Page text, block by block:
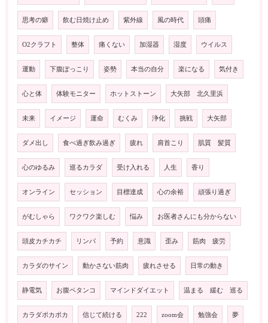
思考の癖 飲む日焼け止め 紫外線 風の時代 頭痛
O2クラフト 整体 痛くない 加湿器 湿度 ウイルス
運動 下腹ぽっこり 姿勢 本当の自分 楽になる 気付き
心と体 体験モニター ホットストーン 大矢部 北久里浜
未来 イメージ 運命 むくみ 浄化 挑戦 大矢部
ダメ出し 食べ過ぎ飲み過ぎ 疲れ 肩首こり 肌質 髪質
心のゆるみ 巡るカラダ 受け入れる 人生 香り
オンライン セッション 目標達成 心の余裕 頑張り過ぎ
がむしゃら ワクワク楽しむ 悩み お医者さんにも分からない
頭皮カチカチ リンパ 予約 意識 歪み 筋肉 疲労
カラダのサイン 動かさない筋肉 疲れさせる 日常の動き
静電気 お腹ペタンコ マインドダイエット 温まる 緩む 巡る
カラダポカポカ 信じて続ける 222 zoom会 勉強会 夢